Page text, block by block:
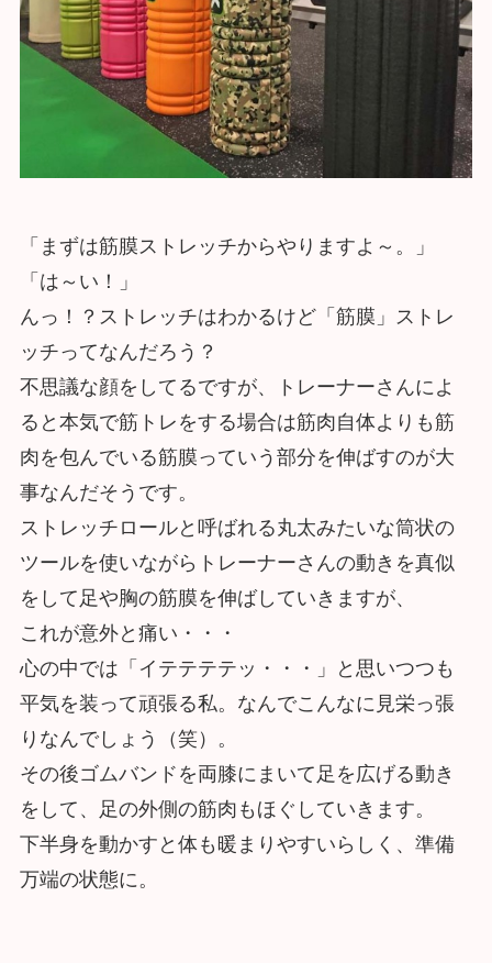
「まずは筋膜ストレッチからやりますよ～。」
「は～い！」
んっ！？ストレッチはわかるけど「筋膜」ストレ
ッチってなんだろう？
不思議な顔をしてるですが、トレーナーさんによ
ると本気で筋トレをする場合は筋肉自体よりも筋
肉を包んでいる筋膜っていう部分を伸ばすのが大
事なんだそうです。
ストレッチロールと呼ばれる丸太みたいな筒状の
ツールを使いながらトレーナーさんの動きを真似
をして足や胸の筋膜を伸ばしていきますが、
これが意外と痛い・・・
心の中では「イテテテテッ・・・」と思いつつも
平気を装って頑張る私。なんでこんなに見栄っ張
りなんでしょう（笑）。
その後ゴムバンドを両膝にまいて足を広げる動き
をして、足の外側の筋肉もほぐしていきます。
下半身を動かすと体も暖まりやすいらしく、準備
万端の状態に。